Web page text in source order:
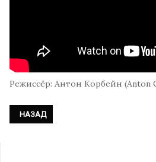
Режиссёр: Антон Корбейн (Anton
ПРЕДЫДУЩИЙ: CRUSHING STATE -
НАЗАД